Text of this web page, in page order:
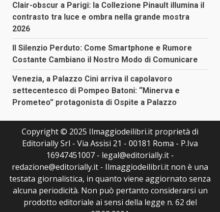
Clair-obscur a Parigi: la Collezione Pinault illumina il
contrasto tra luce e ombra nella grande mostra
2026
Il Silenzio Perduto: Come Smartphone e Rumore
Costante Cambiano il Nostro Modo di Comunicare
Venezia, a Palazzo Cini arriva il capolavoro
settecentesco di Pompeo Batoni: “Minerva e
Prometeo” protagonista di Ospite a Palazzo
Copyright © 2025 Ilmaggiodeilibri.it proprietà di
Editorially Srl - Via Assisi 21 - 00181 Roma - P.Iva
16947451007 - legal@editorially.it -
redazione@editorially.it - Ilmaggiodeilibri.it non è una
testata giornalistica, in quanto viene aggiornato senza
alcuna periodicità. Non può pertanto considerarsi un
prodotto editoriale ai sensi della legge n. 62 del